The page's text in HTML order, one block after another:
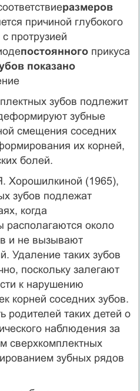
размеров
причиной глубокого
протрузией
постоянногоприкуса
показано
зубов подлежит
зубные
смещения соседних
их корней,
болей.
Хорошилкиной (1965),
зубов подлежат
когда
располагаются около
и не вызывают
Удале­ние таких зубов
поскольку залегают
к нарушению
корней соседних зубов.
родителей таких детей о
наблюдения за
сверхкомплектных
зубных рядов